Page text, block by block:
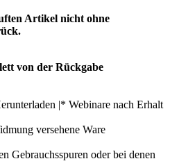
Artikel nicht ohne
von der Rückgabe
|* Webinare nach Erhalt
versehene Ware
Gebrauchsspuren oder bei denen